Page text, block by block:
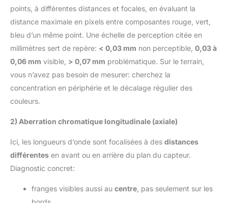
points, à différentes distances et focales, en évaluant la
distance maximale en pixels entre composantes rouge, vert,
bleu d’un même point. Une échelle de perception citée en
millimètres sert de repère: < 0,03 mm non perceptible, 0,03 à
0,06 mm visible, > 0,07 mm problématique. Sur le terrain,
vous n’avez pas besoin de mesurer: cherchez la
concentration en périphérie et le décalage régulier des
couleurs.
2) Aberration chromatique longitudinale (axiale)
Ici, les longueurs d’onde sont focalisées à des distances
différentes en avant ou en arrière du plan du capteur.
Diagnostic concret:
franges visibles aussi au centre , pas seulement sur les